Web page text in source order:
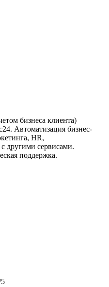
бизнеса клиента)
Автоматизация бизнес-
HR,
другими сервисами.
поддержка.